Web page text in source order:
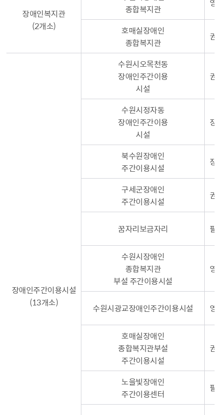
장애인복지관
(2개소)
종합복지관
영
호매실장애인
종합복지관
권
장애인주간이용시설
(13개소)
수원시오목천동
장애인주간이용
시설
권
수원시정자동
장애인주간이용
시설
장
북수원장애인
주간이용시설
장
구세군장애인
주간이용시설
권
꿈자리보금자리 팔
수원시장애인
종합복지관
부설 주간이용시설
영
수원시광교장애인주간이용시설 영
호매실장애인
종합복지관부설
주간이용시설
권
노을빛장애인
주간이용센터
팔